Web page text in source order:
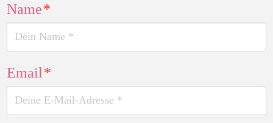
Name*
Email*